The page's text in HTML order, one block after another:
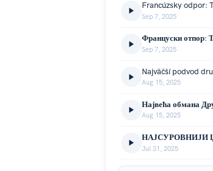
Sep 7, 2025
Sep 7, 2025
Aug 15, 2025
Aug 15, 2025
Jul 31, 2025